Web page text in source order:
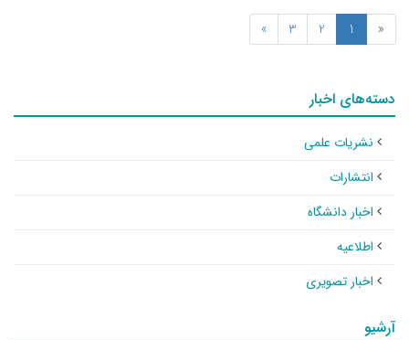
«
1
2
3
»
دسته‌های اخبار
نشریات علمی
انتشارات
اخبار دانشگاه
اطلاعیه
اخبار تصویری
آرشیو